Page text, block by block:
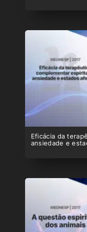
Eficácia da
ansiedade e